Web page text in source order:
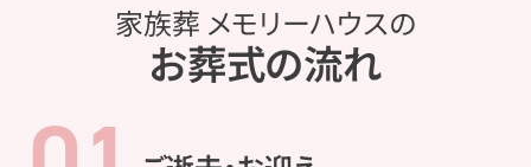
家族葬 メモリーハウスの
お葬式の流れ